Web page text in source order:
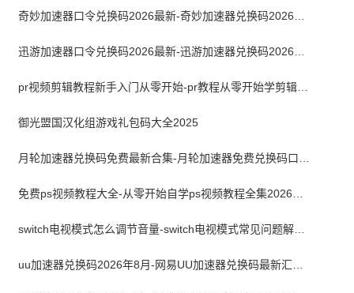
pr视频剪辑教程新手入门从零开始-pr教程从零开始学剪辑全集免费
御光盟国汉化组游戏礼包码大全2025
switch电视模式怎么调节音量-switch电视模式常见问题解决方案